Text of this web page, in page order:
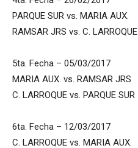
PARQUE SUR vs. MARIA AUX.
RAMSAR JRS vs. C. LARROQUE
5ta. Fecha – 05/03/2017
MARIA AUX. vs. RAMSAR JRS
C. LARROQUE vs. PARQUE SUR
6ta. Fecha – 12/03/2017
C. LARROQUE vs. MARIA AUX.